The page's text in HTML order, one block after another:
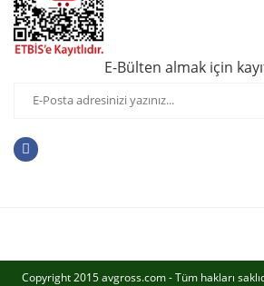
E-Bülten almak için
Copyright 2015 avgross.com - Tüm hakları